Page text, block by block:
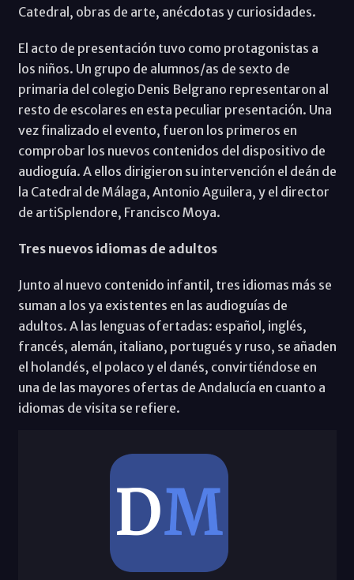
Catedral, obras de arte, anécdotas y curiosidades.
El acto de presentación tuvo como protagonistas a
los niños. Un grupo de alumnos/as de sexto de
primaria del colegio Denis Belgrano representaron al
resto de escolares en esta peculiar presentación. Una
vez finalizado el evento, fueron los primeros en
comprobar los nuevos contenidos del dispositivo de
audioguía. A ellos dirigieron su intervención el deán de
la Catedral de Málaga, Antonio Aguilera, y el director
de artiSplendore, Francisco Moya.
Tres nuevos idiomas de adultos
Junto al nuevo contenido infantil, tres idiomas más se
suman a los ya existentes en las audioguías de
adultos. A las lenguas ofertadas: español, inglés,
francés, alemán, italiano, portugués y ruso, se añaden
el holandés, el polaco y el danés, convirtiéndose en
una de las mayores ofertas de Andalucía en cuanto a
idiomas de visita se refiere.